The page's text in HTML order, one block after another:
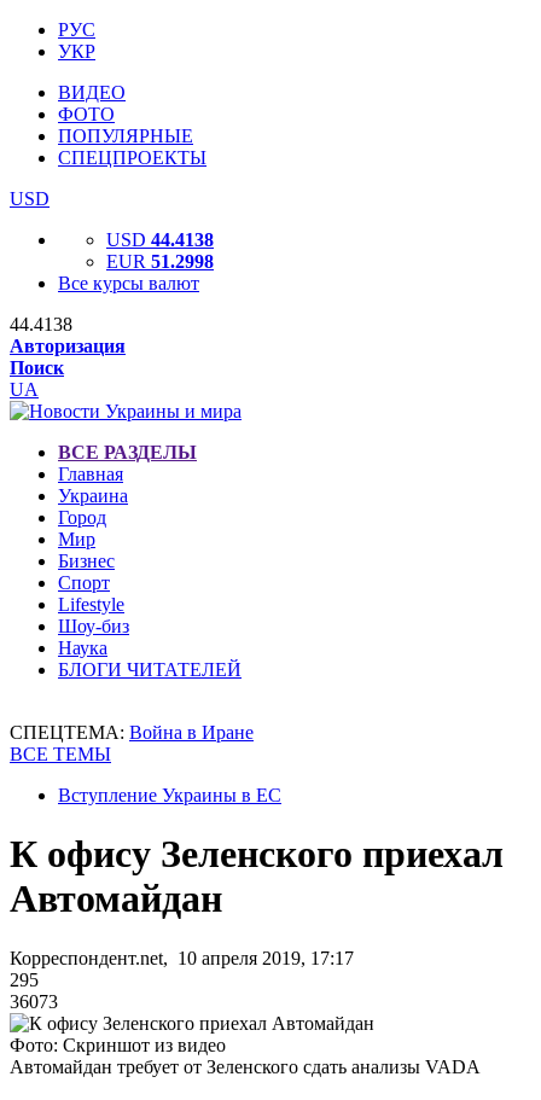
РУС
УКР
ВИДЕО
ФОТО
ПОПУЛЯРНЫЕ
СПЕЦПРОЕКТЫ
USD
USD 44.4138
EUR 51.2998
Все курсы валют
44.4138
Авторизация
Поиск
UA
ВСЕ РАЗДЕЛЫ
Главная
Украина
Город
Мир
Бизнес
Спорт
Lifestyle
Шоу-биз
Наука
БЛОГИ ЧИТАТЕЛЕЙ
СПЕЦТЕМА: Война в Иране
ВСЕ ТЕМЫ
Вступление Украины в ЕС
К офису Зеленского приехал
Автомайдан
Корреспондент.net, 10 апреля 2019, 17:17
295
36073
Фото: Скриншот из видео
Автомайдан требует от Зеленского сдать анализы VADA